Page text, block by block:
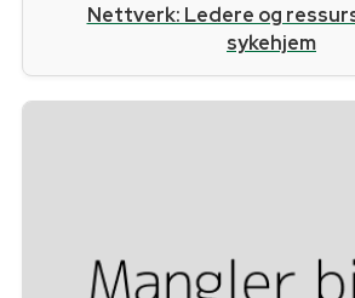
Nettverk: Ledere og
sykehjem